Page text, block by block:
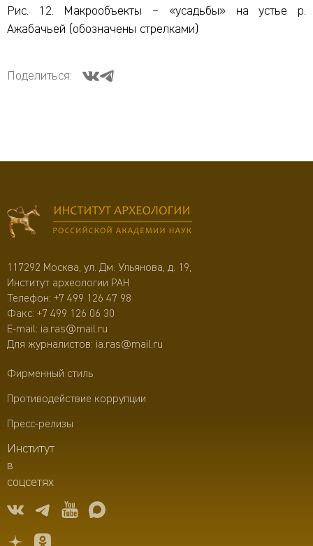
Рис. 12. Макрообъекты – «усадьбы» на устье р.
Ажабачьей (обозначены стрелками)
Поделиться:
117292 Москва, ул. Дм. Ульянова, д. 19,
Институт археологии РАН
Телефон: +7 499 126 47 98
Факс: +7 499 126 06 30
E-mail: ia.ras@mail.ru
Для журналистов: ia.ras@mail.ru
Фирменный стиль
Противодействие коррупции
Пресс-релизы
Институт
в
соцсетях